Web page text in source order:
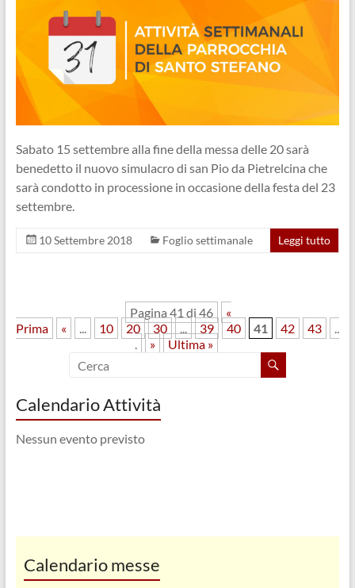
Sabato 15 settembre alla fine della messa delle 20 sarà
benedetto il nuovo simulacro di san Pio da Pietrelcina che
sarà condotto in processione in occasione della festa del 23
settembre.
10 Settembre 2018 Foglio settimanale Leggi tutto
Pagina 41 di 46
«
Prima
« ... 10 20 30 ... 39 40 41 42 43
..
.
» Ultima »
Calendario Attività
Nessun evento previsto
Calendario messe